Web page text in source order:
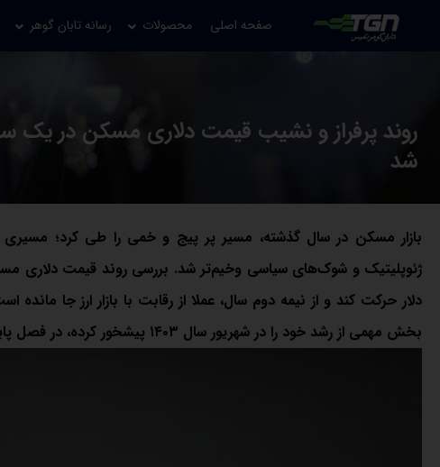
صفحه اصلی محصولات رسانه تابان گوهر
روند پرفراز و نشیب قیمت دلاری مسکن در یک
شد
بازار مسکن در سال گذشته، مسیر پر پیج و خمی را طی کرد؛ مسیری
ژئوپلیتیک و شوک‌های سیاسی وخیم‌تر شد. بررسی روند قیمت دلاری
دلار حرکت کند و از نیمه دوم سال، عملا از رقابت با بازار ارز جا
بخش مهمی از رشد خود را در شهریور سال ۱۴۰۳ پیشخور کرده، در فصل پاییز عملا به اشباع رسیده و سپس وارد رکود شده است.